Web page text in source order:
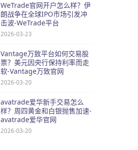
WeTrade官网开户怎么样？伊
朗战争在全球IPO市场引发冲
击波-WeTrade平台
2026-03-23
Vantage万致平台如何交易股
票？美元因央行保持利率而走
软-Vantage万致官网
2026-03-20
avatrade爱华新手交易怎么
样？周四黄金和白银抛售加速-
avatrade爱华官网
2026-03-20